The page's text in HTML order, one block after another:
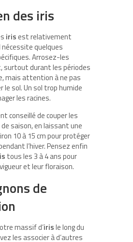
des iris
irisest relativement
nécessite quelques
Arrosez-les
surtout durant les périodes
mais attention à ne pas
le sol. Un sol trop humide
les racines.
conseillé de couper les
saison, en laissant une
10 à 15 cm pour protéger
l’hiver. Pensez enfin
tous les 3 à 4 ans pour
et leur floraison.
de
massif d’irisle long du
les associer à d’autres